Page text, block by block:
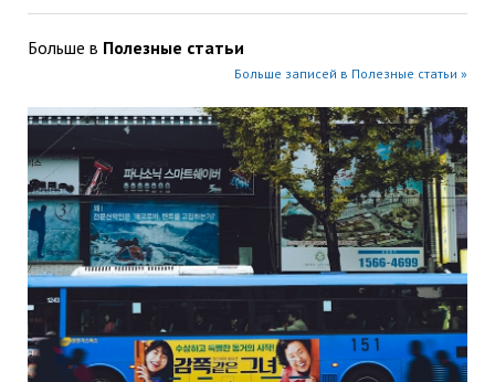
Больше в Полезные статьи
Больше записей в Полезные статьи »